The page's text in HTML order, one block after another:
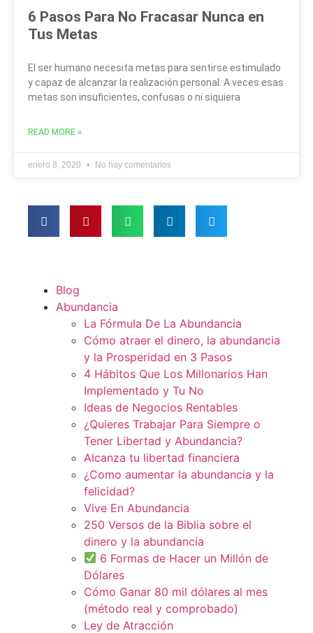
6 Pasos Para No Fracasar Nunca en
Tus Metas
El ser humano necesita metas para sentirse estimulado
y capaz de alcanzar la realización personal. A veces esas
metas son insuficientes, confusas o ni siquiera
READ MORE »
enero 8, 2020 No hay comentarios
Blog
Abundancia
La Fórmula De La Abundancia
Cómo atraer el dinero, la abundancia
y la Prosperidad en 3 Pasos
4 Hábitos Que Los Millonarios Han
Implementado y Tu No
Ideas de Negocios Rentables
¿Quieres Trabajar Para Siempre o
Tener Libertad y Abundancia?
Alcanza tu libertad financiera
¿Como aumentar la abundancia y la
felicidad?
Vive En Abundancia
250 Versos de la Biblia sobre el
dinero y la abundancia
6 Formas de Hacer un Millón de
Dólares
Cómo Ganar 80 mil dólares al mes
(método real y comprobado)
Ley de Atracción